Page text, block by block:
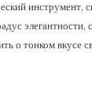
инструмент,
элегантности,
о тонком вкусе